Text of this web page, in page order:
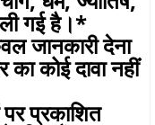
ली गई है।*
जानकारी देना
कोई दावा नहीं
प्रकाशित